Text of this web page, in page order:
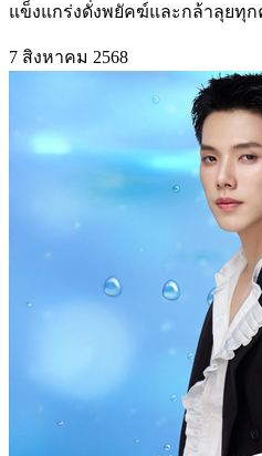
แข็งแกร่งดั่งพยัคฆ์และกล้าลุยทุ
7 สิงหาคม 2568